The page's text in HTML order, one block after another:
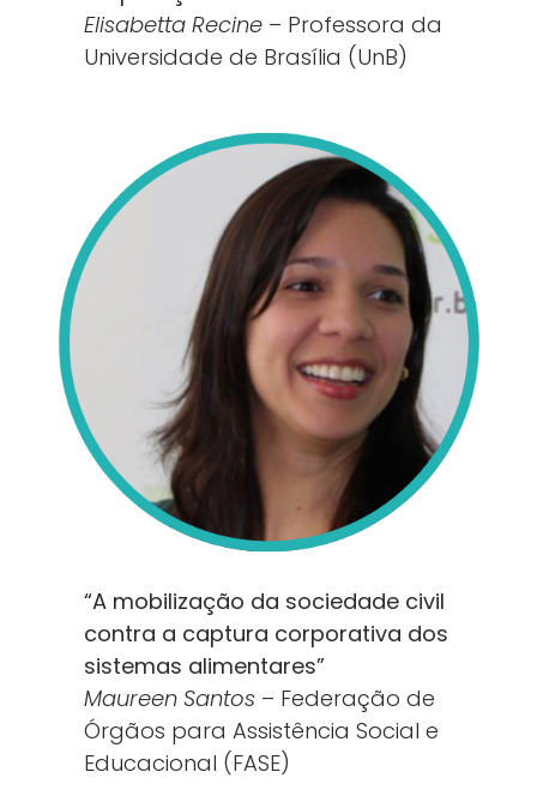
Elisabetta Recine– Professora da
Universidade de Brasília (UnB)
“A mobilização da sociedade civil
contra a captura corporativa dos
sistemas alimentares”
Maureen Santos– Federação de
Órgãos para Assistência Social e
Educacional (FASE)